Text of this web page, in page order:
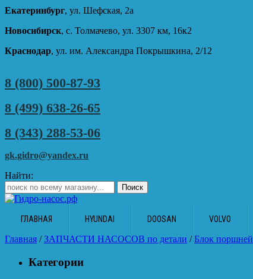
Екатеринбург, ул. Шефская, 2а
Новосибирск, с. Толмачево, ул. 3307 км, 16к2
Краснодар, ул. им. Александра Покрышкина, 2/12
8 (800) 500-87-93
8 (499) 638-26-65
8 (343) 288-53-06
gk.gidro@yandex.ru
Найти:
ГЛАВНАЯ HYUNDAI DOOSAN VOLVO
Главная /ЗАПЧАСТИ НАСОСОВ по детали /Блок поршней
Категории